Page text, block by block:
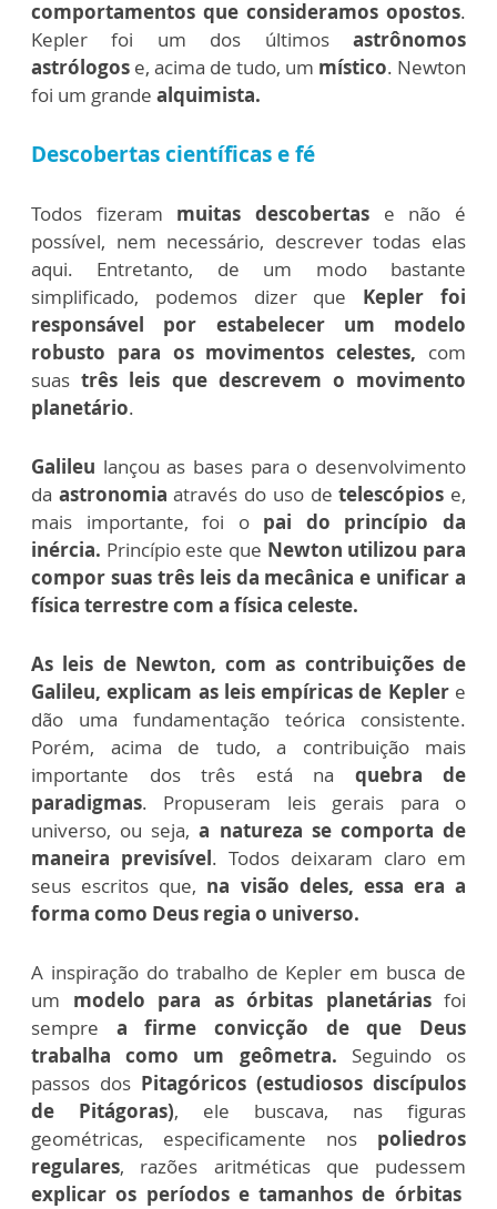
comportamentos que consideramos opostos.
Kepler foi um dos últimos astrônomos
astrólogos e, acima de tudo, um místico. Newton
foi um grande alquimista.
Descobertas científicas e fé
Todos fizeram muitas descobertas e não é
possível, nem necessário, descrever todas elas
aqui. Entretanto, de um modo bastante
simplificado, podemos dizer que Kepler foi
responsável por estabelecer um modelo
robusto para os movimentos celestes, com
suastrês leis que descrevem o movimento
planetário.
Galileu lançou as bases para o desenvolvimento
da astronomia através do uso de telescópios e,
mais importante, foi o pai do princípio da
inércia. Princípio este que Newton utilizou para
compor suas três leis da mecânica e unificar a
física terrestre com a física celeste.
As leis de Newton, com as contribuições de
Galileu, explicam as leis empíricas de Keplere
dão uma fundamentação teórica consistente.
Porém, acima de tudo, a contribuição mais
importante dos três está na quebra de
paradigmas. Propuseram leis gerais para o
universo, ou seja,a natureza se comporta de
maneira previsível. Todos deixaram claro em
seus escritos que, na visão deles, essa era a
forma como Deus regia o universo.
A inspiração do trabalho de Kepler em busca de
um modelo para as órbitas planetáriasfoi
sempre a firme convicção de que Deus
trabalha como um geômetra. Seguindo os
passos dos Pitagóricos (estudiosos discípulos
de Pitágoras), ele buscava, nas figuras
geométricas, especificamente nos poliedros
regulares, razões aritméticas que pudessem
explicar os períodos e tamanhos de órbitas